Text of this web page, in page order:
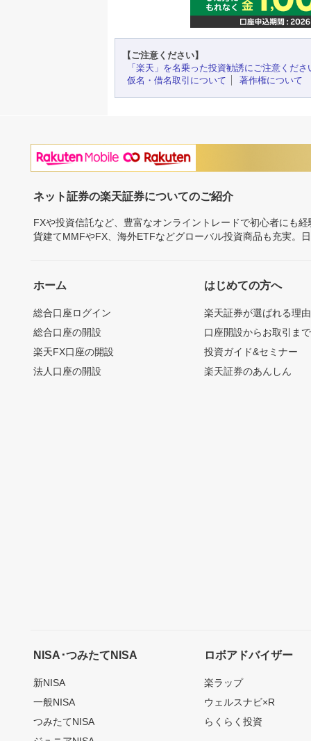
【ご注意ください】
「楽天」を名乗った投資勧誘にご注意くださ
仮名・借名取引について
著作権について
ネット証券の楽天証券についてのご紹介
FXや投資信託など、豊富なオンライントレードで初心者にも
貨建てMMFやFX、海外ETFなどグローバル投資商品も充実。
ホーム
総合口座ログイン
総合口座の開設
楽天FX口座の開設
法人口座の開設
はじめての方へ
楽天証券が選ばれる理由
口座開設からお取引ま
投資ガイド&セミナー
楽天証券のあんしん
NISA･つみたてNISA
新NISA
一般NISA
つみたてNISA
ロボアドバイザー
楽ラップ
ウェルスナビ×R
らくらく投資